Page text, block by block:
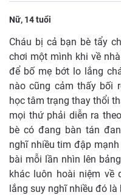
Nữ, 14 tuổi
Cháu bị cả bạn bè tẩy
chơi một mình khi về
để bố mẹ bớt lo lắng
nào cũng cảm thấy bối
học tâm trạng thay thổi
mọi thứ phải diễn ra
bè có đang bàn tán
nghĩ nhiều tim đập
bài mỗi lần nhìn lên
khác luôn hoài niệm về
lắng suy nghĩ nhiều đó là